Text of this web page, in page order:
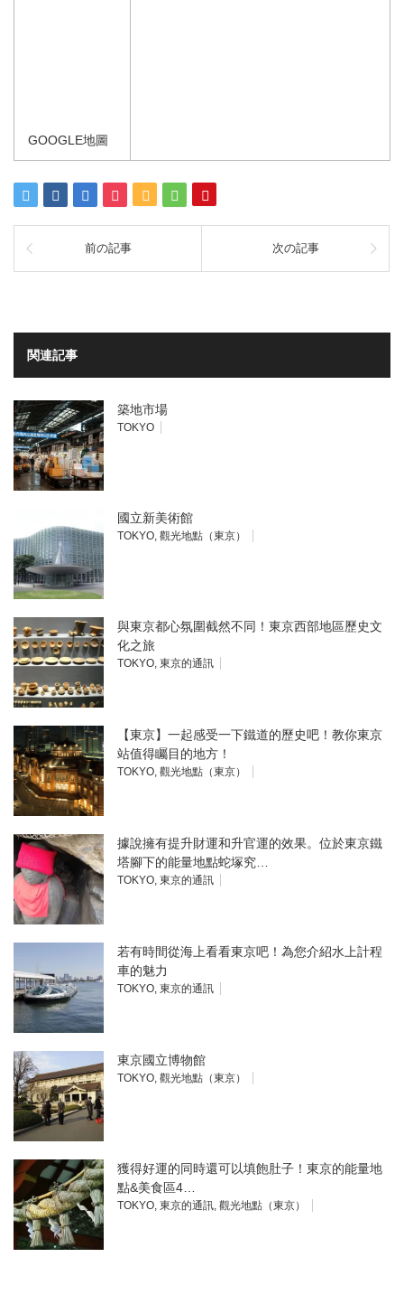
GOOGLE地圖
前の記事 次の記事
関連記事
築地市場
TOKYO
國立新美術館
TOKYO, 觀光地點（東京）
與東京都心氛圍截然不同！東京西部地區歷史文
化之旅
TOKYO, 東京的通訊
【東京】一起感受一下鐵道的歷史吧！教你東京
站值得矚目的地方！
TOKYO, 觀光地點（東京）
據說擁有提升財運和升官運的效果。位於東京鐵
塔腳下的能量地點蛇塚究…
TOKYO, 東京的通訊
若有時間從海上看看東京吧！為您介紹水上計程
車的魅力
TOKYO, 東京的通訊
東京國立博物館
TOKYO, 觀光地點（東京）
獲得好運的同時還可以填飽肚子！東京的能量地
點&美食區4…
TOKYO, 東京的通訊, 觀光地點（東京）